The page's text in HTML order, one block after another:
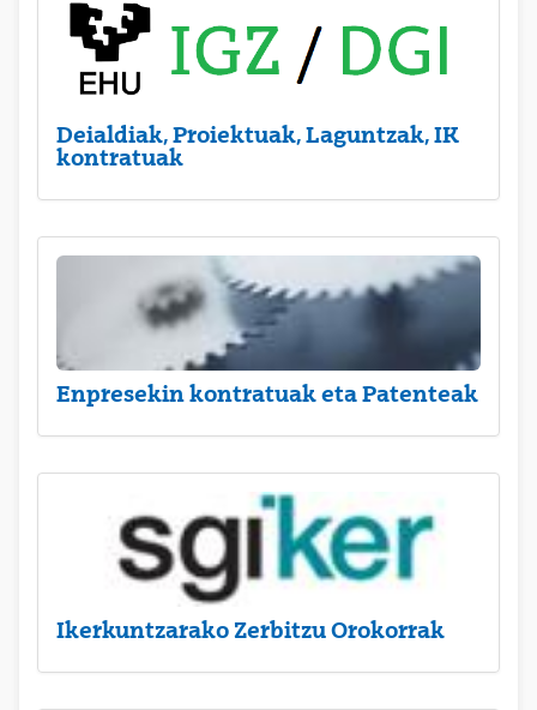
Deialdiak, Proiektuak, Laguntzak, IK
kontratuak
Enpresekin kontratuak eta Patenteak
Ikerkuntzarako Zerbitzu Orokorrak